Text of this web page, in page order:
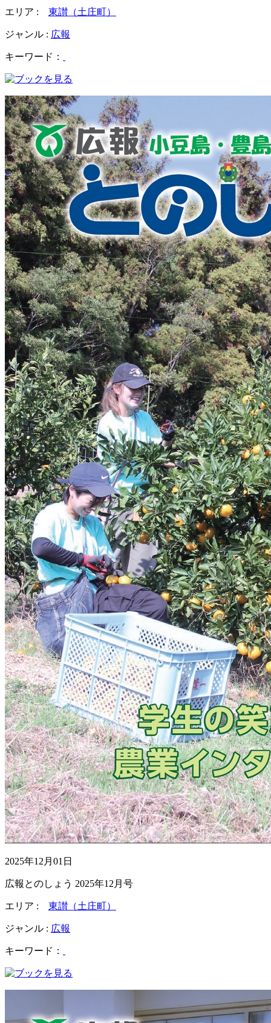
エリア : 東讃（土庄町）
ジャンル : 広報
キーワード：
2025年12月01日
広報とのしょう 2025年12月号
エリア : 東讃（土庄町）
ジャンル : 広報
キーワード：